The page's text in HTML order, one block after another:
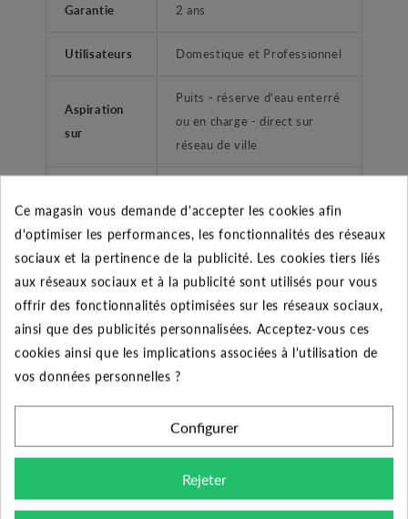
Garantie 2 ans
Utilisateurs Domestique et Professionnel
Aspiration
sur
Puits - réserve d'eau enterré
ou en charge - direct sur
réseau de ville
refoulement
Type liquide
Liquides propres, sans corps
solide ou abrassifs, non
agréssifs.
Application
Arrosage - surpression
habitation
Femelle taraudé
Jet fonte
Ce magasin vous demande d'accepter les cookies afin
d'optimiser les performances, les fonctionnalités des réseaux
sociaux et la pertinence de la publicité. Les cookies tiers liés
aux réseaux sociaux et à la publicité sont utilisés pour vous
offrir des fonctionnalités optimisées sur les réseaux sociaux,
ainsi que des publicités personnalisées. Acceptez-vous ces
cookies ainsi que les implications associées à l'utilisation de
vos données personnelles ?
Configurer
Rejeter